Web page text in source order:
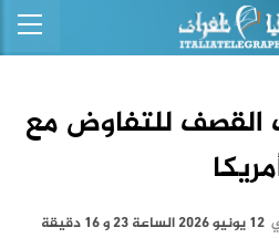
القصف للتفاوض مع
12 يونيو 2026 الساعة 23 و 16 دقيقة